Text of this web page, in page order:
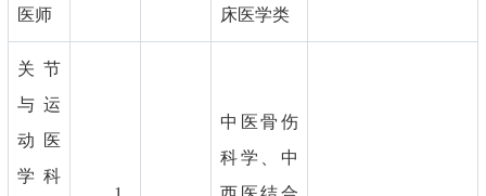
医师 床医学类
关节
与运
动医
学科
中医骨伤
科学、中